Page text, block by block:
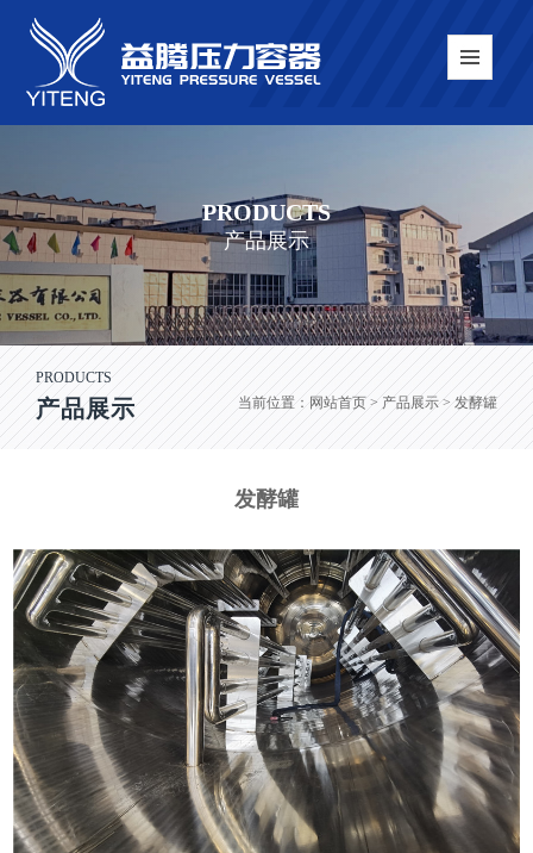
PRODUCTS
产品展示
PRODUCTS
产品展示 当前位置： 网站首页> 产品展示 > 发酵罐
发酵罐